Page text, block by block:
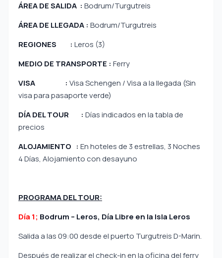
ÁREA DE SALIDA : Bodrum/Turgutreis
ÁREA DE LLEGADA : Bodrum/Turgutreis
REGIONES : Leros (3)
MEDIO DE TRANSPORTE : Ferry
VISA : Visa Schengen / Visa a la llegada (Sin
visa para pasaporte verde)
DÍA DEL TOUR : Días indicados en la tabla de
precios
ALOJAMIENTO : En hoteles de 3 estrellas, 3 Noches
4 Días, Alojamiento con desayuno
PROGRAMA DEL TOUR:
Día 1; Bodrum – Leros, Día Libre en la Isla Leros
Salida a las 09:00 desde el puerto Turgutreis D-Marin.
Después de realizar el check-in en la oficina del ferry